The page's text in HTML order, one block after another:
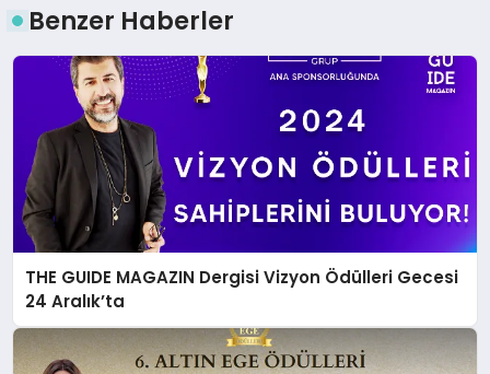
Benzer Haberler
THE GUIDE MAGAZIN Dergisi Vizyon Ödülleri Gecesi
24 Aralık’ta